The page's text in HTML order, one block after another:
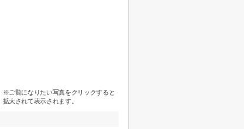
※ご覧になりたい写真をクリックすると
拡大されて表示されます。